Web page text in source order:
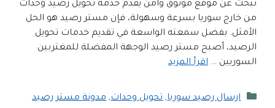
تبحث عن موقع موثوق وآمن يقدم خدمة تحويل رصيد وحدات
من خارج سوريا بسرعة وسهولة، فإن مستر رصيد هو الحل
الأمثل. بفضل سمعته الواسعة في تقديم خدمات تحويل
الرصيد، أصبح مستر رصيد الوجهة المفضلة للمغتربين
السوريين … اقرأ المزيد
التصنيفات
ارسال رصيد سوريا,تحويل وحدات,مدونة مستر رصيد